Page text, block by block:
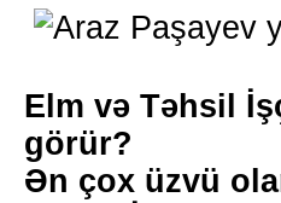
Elm və Təhsil
görür?
Ən çox üzvü